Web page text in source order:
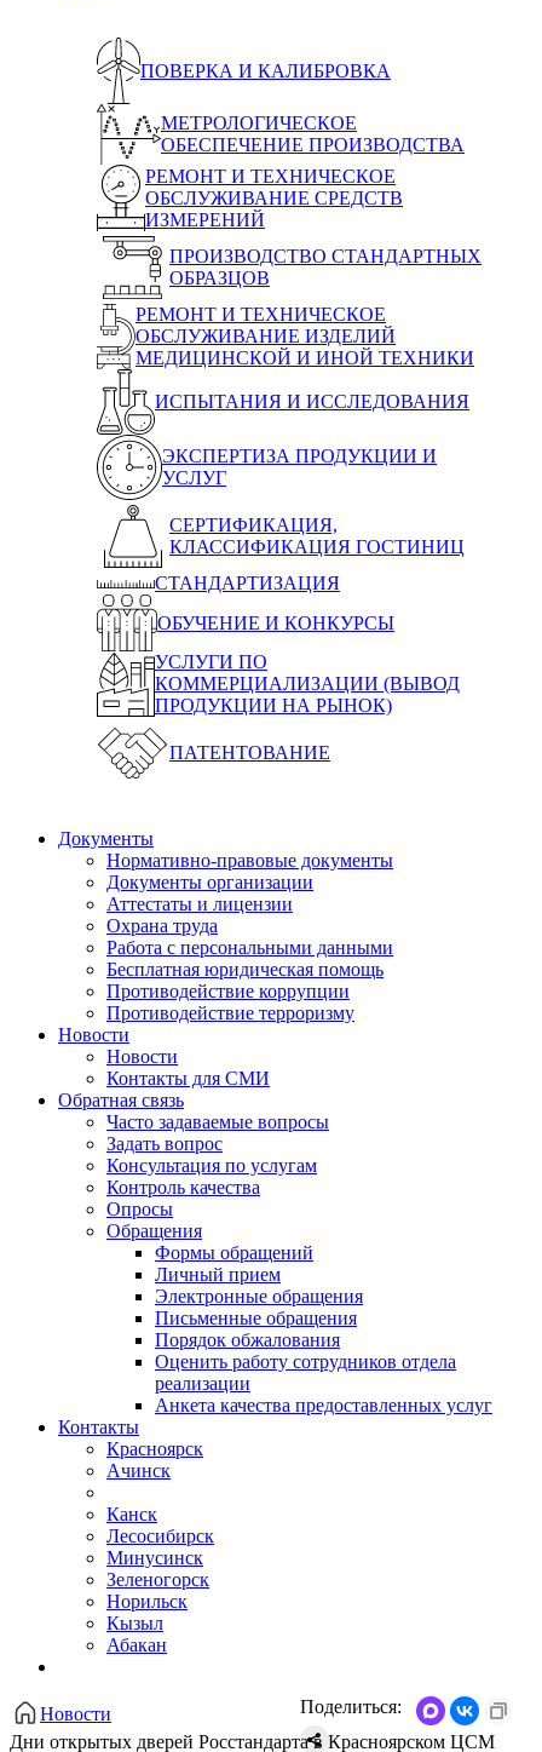
ПОВЕРКА И КАЛИБРОВКА
МЕТРОЛОГИЧЕСКОЕ
ОБЕСПЕЧЕНИЕ ПРОИЗВОДСТВА
РЕМОНТ И ТЕХНИЧЕСКОЕ
ОБСЛУЖИВАНИЕ СРЕДСТВ
ИЗМЕРЕНИЙ
ПРОИЗВОДСТВО СТАНДАРТНЫХ
ОБРАЗЦОВ
РЕМОНТ И ТЕХНИЧЕСКОЕ
ОБСЛУЖИВАНИЕ ИЗДЕЛИЙ
МЕДИЦИНСКОЙ И ИНОЙ ТЕХНИКИ
ИСПЫТАНИЯ И ИССЛЕДОВАНИЯ
ЭКСПЕРТИЗА ПРОДУКЦИИ И
УСЛУГ
СЕРТИФИКАЦИЯ,
КЛАССИФИКАЦИЯ ГОСТИНИЦ
СТАНДАРТИЗАЦИЯ
ОБУЧЕНИЕ И КОНКУРСЫ
УСЛУГИ ПО
КОММЕРЦИАЛИЗАЦИИ (ВЫВОД
ПРОДУКЦИИ НА РЫНОК)
ПАТЕНТОВАНИЕ
Документы
Нормативно-правовые документы
Документы организации
Аттестаты и лицензии
Охрана труда
Работа с персональными данными
Бесплатная юридическая помощь
Противодействие коррупции
Противодействие терроризму
Новости
Новости
Контакты для СМИ
Обратная связь
Часто задаваемые вопросы
Задать вопрос
Консультация по услугам
Контроль качества
Опросы
Обращения
Формы обращений
Личный прием
Электронные обращения
Письменные обращения
Порядок обжалования
Оценить работу сотрудников отдела
реализации
Анкета качества предоставленных услуг
Контакты
Красноярск
Ачинск
Канск
Лесосибирск
Минусинск
Зеленогорск
Норильск
Кызыл
Абакан
Новости
Дни открытых дверей Росстандарта в Красноярском ЦСМ
Поделиться: